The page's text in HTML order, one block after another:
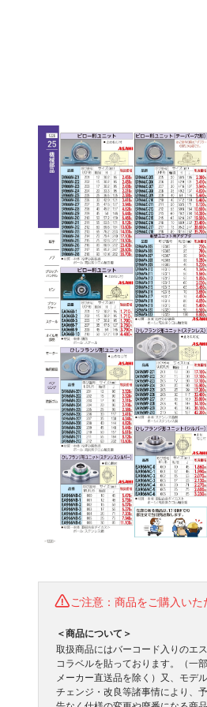
ご注意：商品をご購入いた
＜商品について＞
取扱商品にはバーコード入りのエス
コラベルを貼っております。（一部
メーカー直送品を除く）又、モデル
チェンジ・改良等諸事情により、予